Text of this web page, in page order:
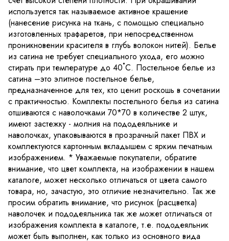
используется так называемое активное крашение
(нанесение рисунка на ткань, с помощью специально
изготовленных трафаретов, при непосредственном
проникновении красителя в глубь волокон нитей). Белье
из сатина не требует специального ухода, его можно
стирать при температуре до 40˚С. Постельное белье из
сатина –это элитное постельное белье,
предназначенное для тех, кто ценит роскошь в сочетании
с практичностью. Комплекты постельного белья из сатина
отшиваются с наволочками 70*70 в количестве 2 штук,
имеют застежку - молния на пододеяльнике и
наволочках, упаковываются в прозрачный пакет ПВХ и
комплектуются картонным вкладышем с ярким печатным
изображением. * Уважаемые покупатели, обратите
внимание, что цвет комплекта, на изображении в нашем
каталоге, может несколько отличаться от цвета самого
товара, но, зачастую, это отличие незначительно. Так же
просим обратить внимание, что рисунок (расцветка)
наволочек и пододеяльника так же может отличаться от
изображения комплекта в каталоге, т.е. пододеяльник
может быть выполнен, как только из основного вида